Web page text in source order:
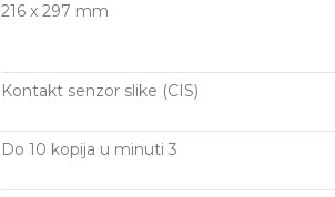
216 x 297 mm
Kontakt senzor slike (CIS)
Do 10 kopija u minuti 3